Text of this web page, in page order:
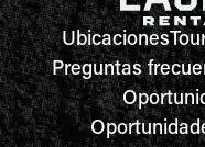
Ubicaciones
Preguntas